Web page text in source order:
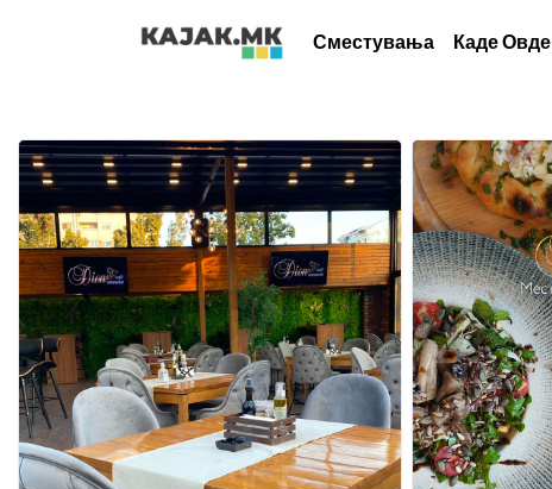
Сместувања Каде Овде